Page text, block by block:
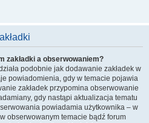
zakładki a obserwowaniem?
podobnie jak dodawanie zakładek w
powiadomienia, gdy w temacie pojawia
zakładek przypomina obserwowanie
gdy nastąpi aktualizacja tematu
powiadamia użytkownika – w
obserwowanym temacie bądź forum